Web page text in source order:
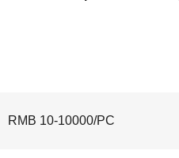
RMB 10-10000/PC